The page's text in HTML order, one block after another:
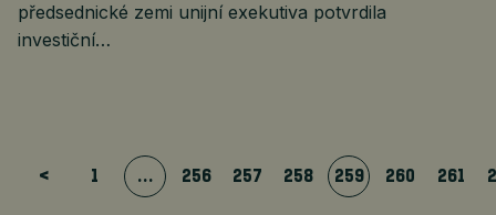
předsednické zemi unijní exekutiva potvrdila
investiční…
< 1 … 256 257 258 259 260 261